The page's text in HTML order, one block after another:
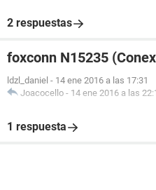
2 respuestas
foxconn N15235
ldzl_daniel - 14 ene 2016 a las 17:31
Joacocello - 14 ene 2016 a las
1 respuesta